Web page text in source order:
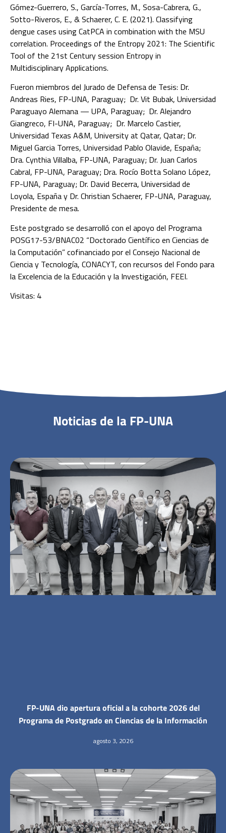
Gómez-Guerrero, S., García-Torres, M., Sosa-Cabrera, G.,
Sotto-Riveros, E., & Schaerer, C. E. (2021). Classifying
dengue cases using CatPCA in combination with the MSU
correlation. Proceedings of the Entropy 2021: The Scientific
Tool of the 21st Century session Entropy in
Multidisciplinary Applications.
Fueron miembros del Jurado de Defensa de Tesis: Dr.
Andreas Ries, FP-UNA, Paraguay; Dr. Vit Bubak, Universidad
Paraguayo Alemana — UPA, Paraguay; Dr. Alejandro
Giangreco, FI-UNA, Paraguay; Dr. Marcelo Castier,
Universidad Texas A&M, University at Qatar, Qatar; Dr.
Miguel Garcia Torres, Universidad Pablo Olavide, España;
Dra. Cynthia Villalba, FP-UNA, Paraguay; Dr. Juan Carlos
Cabral, FP-UNA, Paraguay; Dra. Rocío Botta Solano López,
FP-UNA, Paraguay; Dr. David Becerra, Universidad de
Loyola, España y Dr. Christian Schaerer, FP-UNA, Paraguay,
Presidente de mesa.
Este postgrado se desarrolló con el apoyo del Programa
POSG17-53/BNAC02 “Doctorado Científico en Ciencias de
la Computación” cofinanciado por el Consejo Nacional de
Ciencia y Tecnología, CONACYT, con recursos del Fondo para
la Excelencia de la Educación y la Investigación, FEEI.
Visitas: 4
Noticias de la FP-UNA
FP-UNA dio apertura oficial a la cohorte 2026 del
Programa de Postgrado en Ciencias de la Información
agosto 3, 2026